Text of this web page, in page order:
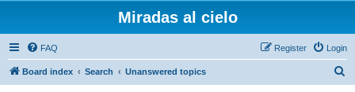
Miradas al cielo
FAQ Login
Register
Board index Search Unanswered topics